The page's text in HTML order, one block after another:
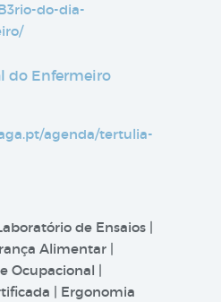
do-dia-
do Enfermeiro
agenda/tertulia-
de Ensaios |
Alimentar |
Ocupacional |
| Ergonomia